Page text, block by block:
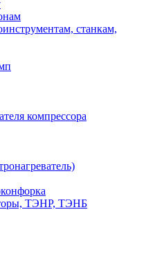
станкам,
компрессора
ТЭНР, ТЭНБ